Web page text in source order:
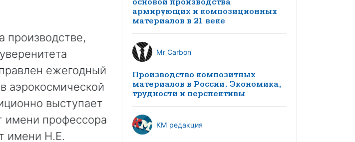
производстве,
ежегодный
аэрокосмической
выступает
имени профессора
имени Н.Е.
армирующих и композиционных
материалов в 21 веке
Mr Carbon
Производство композитных
материалов в России. Экономика,
трудности и перспективы
КМ редакция